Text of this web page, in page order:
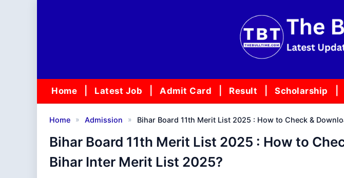
Home Latest Job Admit Card Result Scholarship
Home » Admission » Bihar Board 11th Merit List 2025 : How to Check &
Bihar Board 11th Merit List 2025 : How to
Bihar Inter Merit List 2025?